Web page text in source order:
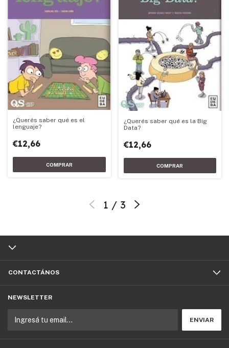
¿Querés saber qué es el
lenguaje?
€12,66
¿Querés saber qué es la Big
Data?
€12,66
1 / 3
CONTACTÁNOS
NEWSLETTER